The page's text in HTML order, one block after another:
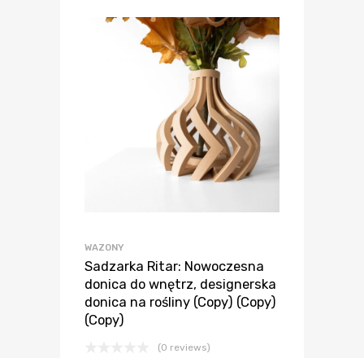
WAZONY
Sadzarka Ritar: Nowoczesna
donica do wnętrz, designerska
donica na rośliny (Copy) (Copy)
(Copy)
(0 reviews)